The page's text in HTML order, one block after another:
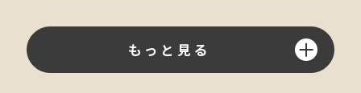
もっと見る